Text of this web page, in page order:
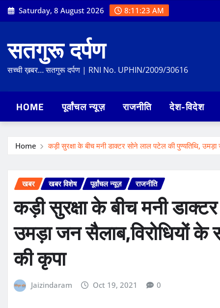
Skip
to
Saturday, 8 August 2026 8:11:24 AM
सतगुरू दर्पण
सच्ची ख़बर… सतगुरू दर्पण | RNI No. UPHIN/2009/30616
HOME पूर्वांचल न्यूज़ राजनीति देश-विदेश
Home कड़ी सुरक्षा के बीच मनी डाक्टर सोने लाल पटेल की पुण्यतिथि,
खबर खबर विशेष पूर्वांचल न्यूज़ राजनीति
कड़ी सुरक्षा के बीच मनी
उमड़ा जन सैलाब,विरोधियों
की कृपा
Jaizindaram Oct 19, 2021 0